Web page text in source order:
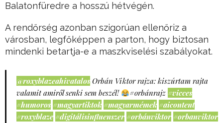
Balatonfüredre a hosszú hétvégén.
A rendőrség azonban szigorúan ellenőriz a
városban, legfőképpen a parton, hogy biztosan
mindenki betartja-e a maszkviselési szabályokat.
@roxyblazeahivatalos Orbán Viktor rajza: kiszúrtam rajta
valamit amiről senki sem beszél!
#orbánrajz #vicces
#humoros #magyartiktok #magyarmémek #aicontent
#roxyblaze #digitálisinfluenszer #orbánviktor #orbanviktor